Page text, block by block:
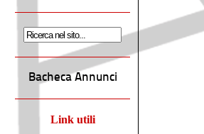
Bacheca Annunci
Link utili